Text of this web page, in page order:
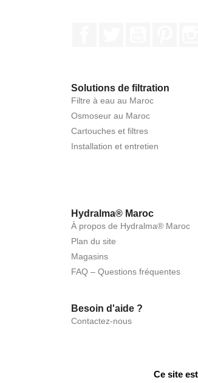
Solutions de filtration
Filtre à eau au Maroc
Osmoseur au Maroc
Cartouches et filtres
Installation et entretien
Hydralma® Maroc
À propos de Hydralma® Maroc
Plan du site
Magasins
FAQ – Questions fréquentes
Besoin d'aide ?
Contactez-nous
Ce site